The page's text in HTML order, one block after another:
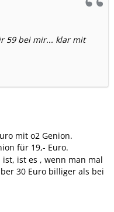
59 bei mir... klar mit
mit o2 Genion.
für 19,- Euro.
ist, ist es , wenn man mal
30 Euro billiger als bei